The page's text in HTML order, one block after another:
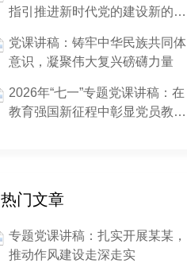
指引推进新时代党的建设新的伟
党课讲稿：铸牢中华民族共同体
意识，凝聚伟大复兴磅礴力量
2026年“七一”专题党课讲稿：在
教育强国新征程中彰显党员教师
热门文章
专题党课讲稿：扎实开展某某，
推动作风建设走深走实